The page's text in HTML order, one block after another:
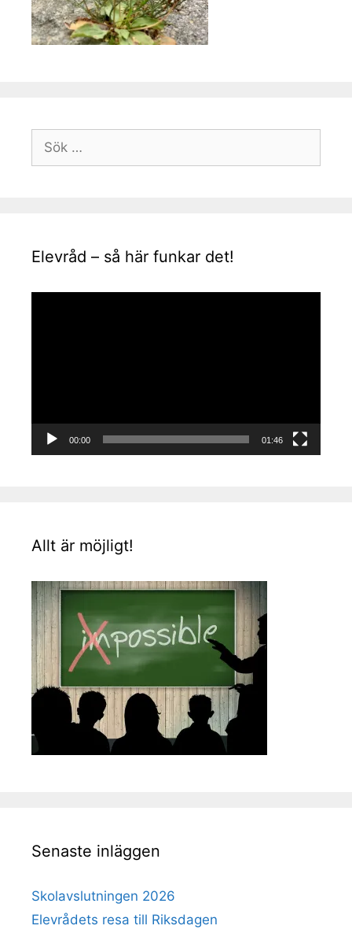
efter:
Elevråd – så här funkar det!
00:00 01:46
Allt är möjligt!
Senaste inläggen
Skolavslutningen 2026
Elevrådets resa till Riksdagen